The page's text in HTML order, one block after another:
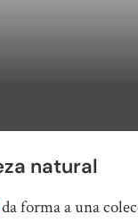
natural
da forma a una